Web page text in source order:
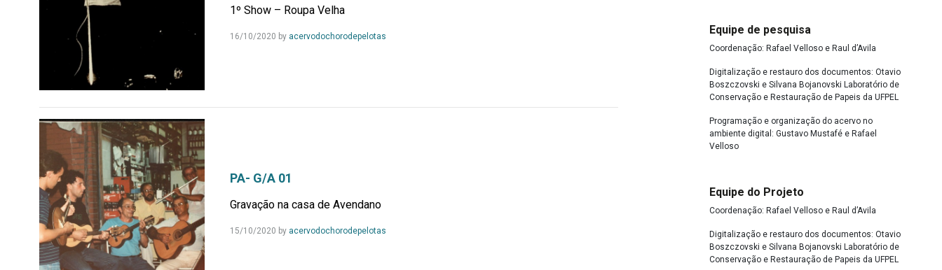
1º Show – Roupa Velha
16/10/2020 by acervodochorodepelotasLeia
PA- G/A 01
Gravação na casa de Avendano
15/10/2020 by acervodochorodepelotasLeia
Equipe de pesquisa
Coordenação: Rafael Velloso e Raul d’Avila
Digitalização e restauro dos documentos: Otavio
Boszczovski e Silvana Bojanovski Laboratório de
Conservação e Restauração de Papeis da UFPEL
Programação e organização do acervo no
ambiente digital: Gustavo Mustafé e Rafael
Velloso
Equipe do Projeto
Coordenação: Rafael Velloso e Raul d’Avila
Digitalização e restauro dos documentos: Otavio
Boszczovski e Silvana Bojanovski Laboratório de
Conservação e Restauração de Papeis da UFPEL